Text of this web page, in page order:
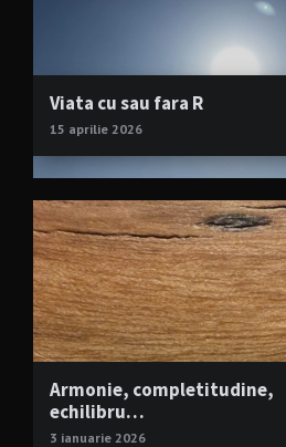
Viata cu sau fara R
15 aprilie 2026
Armonie, completitudine,
echilibru…
3 ianuarie 2026